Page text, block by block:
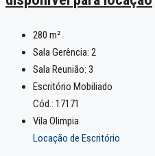
280 m²
Sala Gerência: 2
Sala Reunião: 3
Escritório Mobiliado
Cód.: 17171
Vila Olimpia
Locação de Escritório